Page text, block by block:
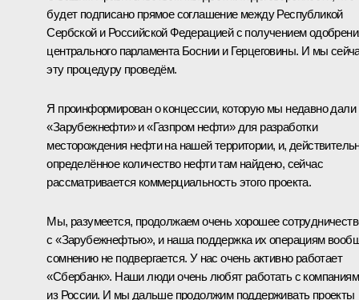
будет подписано прямое соглашение между Республикой
Сербской и Российской Федерацией с получением
центрального парламента Боснии и Герцеговины. И мы
эту процедуру проведём.
Я проинформирован о концессии, которую мы недавно дали
«Зарубежнефти» и «Газпром нефти» для разработки
месторождения нефти на нашей территории, и,
определённое количество нефти там найдено, сейчас
рассматривается коммерциальность этого проекта.
Мы, разумеется, продолжаем очень хорошее
с «Зарубежнефтью», и наша поддержка их операциям
сомнению не подвергается. У нас очень активно работает
«Сбербанк». Наши люди очень любят работать с
из России. И мы дальше продолжим поддерживать проекты